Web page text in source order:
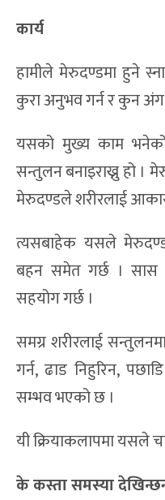
कार्य
हामीले मेरुदण्डमा हुने
कुरा अनुभव गर्न र कुन अंग
यसको मुख्य काम
सन्तुलन बनाइराख्नु हो ।
मेरुदण्डले शरीरलाई
त्यसबाहेक यसले
बहन समेत गर्छ । सास
सहयोग गर्छ ।
समग्र शरीरलाई
गर्न, ढाड निहुरिन,
सम्भव भएको छ ।
यी क्रियाकलापमा यसले
के कस्ता समस्या